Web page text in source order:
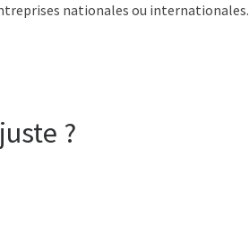
nationales ou internationales.
?